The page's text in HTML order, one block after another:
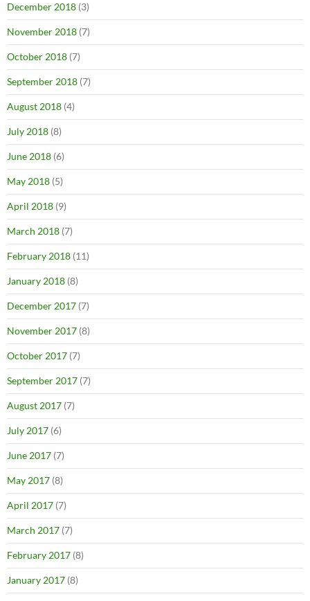
December 2018 (3)
November 2018 (7)
October 2018 (7)
September 2018 (7)
August 2018 (4)
July 2018 (8)
June 2018 (6)
May 2018 (5)
April 2018 (9)
March 2018 (7)
February 2018 (11)
January 2018 (8)
December 2017 (7)
November 2017 (8)
October 2017 (7)
September 2017 (7)
August 2017 (7)
July 2017 (6)
June 2017 (7)
May 2017 (8)
April 2017 (7)
March 2017 (7)
February 2017 (8)
January 2017 (8)